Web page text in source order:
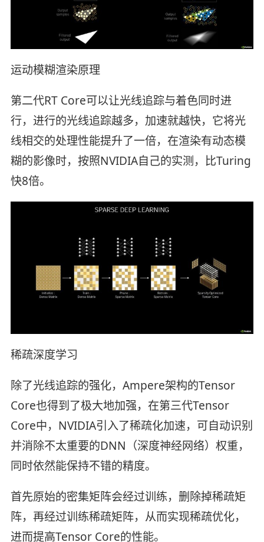
运动模糊渲染原理
第二代RT Core可以让光线追踪与着色同时进
行，进行的光线追踪越多，加速就越快，它将光
线相交的处理性能提升了一倍，在渲染有动态模
糊的影像时，按照NVIDIA自己的实测，比Turing
快8倍。
稀疏深度学习
除了光线追踪的强化，Ampere架构的Tensor
Core也得到了极大地加强，在第三代Tensor
Core中，NVIDIA引入了稀疏化加速，可自动识别
并消除不太重要的DNN（深度神经网络）权重，
同时依然能保持不错的精度。
首先原始的密集矩阵会经过训练，删除掉稀疏矩
阵，再经过训练稀疏矩阵，从而实现稀疏优化，
进而提高Tensor Core的性能。